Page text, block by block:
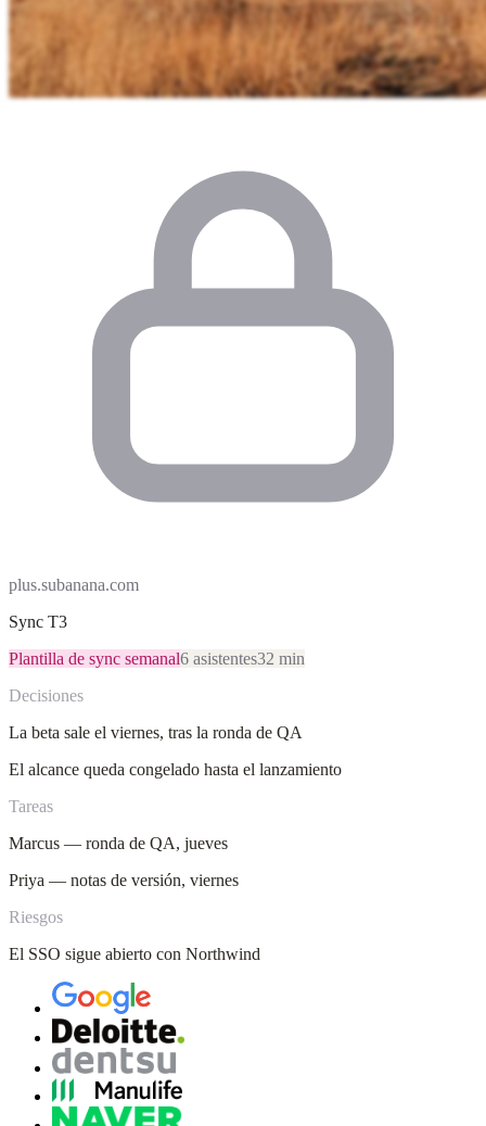
plus.subanana.com
Sync T3
Plantilla de sync semanal6 asistentes32 min
Decisiones
La beta sale el viernes, tras la ronda de QA
El alcance queda congelado hasta el lanzamiento
Tareas
Marcus — ronda de QA, jueves
Priya — notas de versión, viernes
Riesgos
El SSO sigue abierto con Northwind